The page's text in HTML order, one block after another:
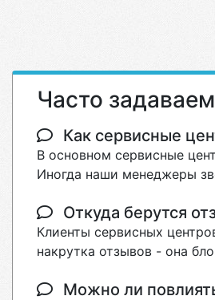
Часто
Как сервисные
В основном сервисные
Иногда наши менеджеры
Откуда берутся
Клиенты сервисных
накрутка отзывов - она
Можно ли